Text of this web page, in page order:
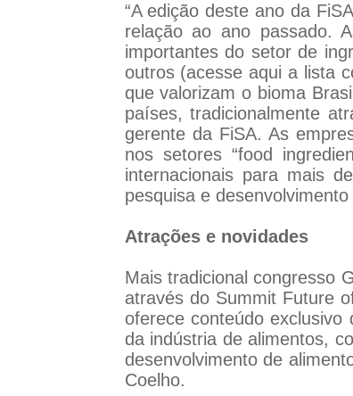
“A edição deste ano da
relação ao ano passado.
importantes do setor de
outros (acesse aqui a lista
que valorizam o bioma
países, tradicionalmente
gerente da FiSA. As
nos setores “food
internacionais para mais
pesquisa e
Atrações e novidades
Mais tradicional congresso
através do Summit Future
oferece conteúdo
da indústria de alimentos,
desenvolvimento de
Coelho.